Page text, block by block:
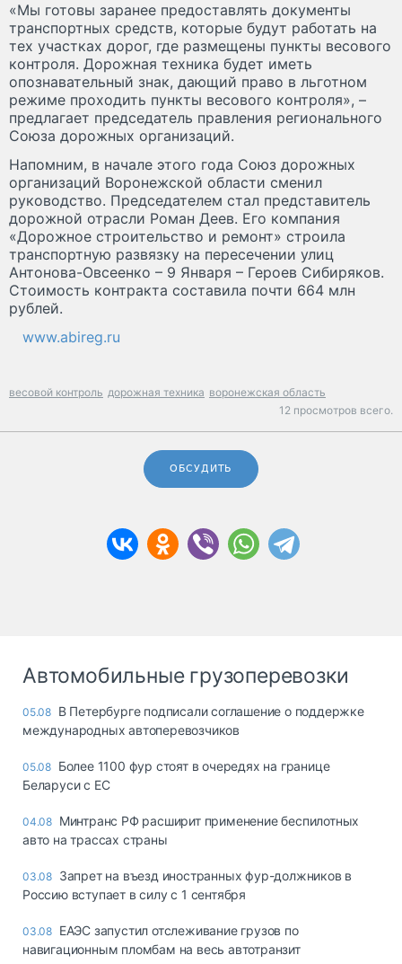
«Мы готовы заранее предоставлять документы
транспортных средств, которые будут работать на
тех участках дорог, где размещены пункты весового
контроля. Дорожная техника будет иметь
опознавательный знак, дающий право в льготном
режиме проходить пункты весового контроля», –
предлагает председатель правления регионального
Союза дорожных организаций.
Напомним, в начале этого года Союз дорожных
организаций Воронежской области сменил
руководство. Председателем стал представитель
дорожной отрасли Роман Деев. Его компания
«Дорожное строительство и ремонт» строила
транспортную развязку на пересечении улиц
Антонова-Овсеенко – 9 Января – Героев Сибиряков.
Стоимость контракта составила почти 664 млн
рублей.
www.abireg.ru
весовой контроль дорожная техника воронежская область
12 просмотров всего.
ОБСУДИТЬ
Автомобильные грузоперевозки
05.08 В Петербурге подписали соглашение о поддержке
международных автоперевозчиков
05.08 Более 1100 фур стоят в очередях на границе
Беларуси с ЕС
04.08 Минтранс РФ расширит применение беспилотных
авто на трассах страны
03.08 Запрет на въезд иностранных фур-должников в
Россию вступает в силу с 1 сентября
03.08 ЕАЭС запустил отслеживание грузов по
навигационным пломбам на весь автотранзит